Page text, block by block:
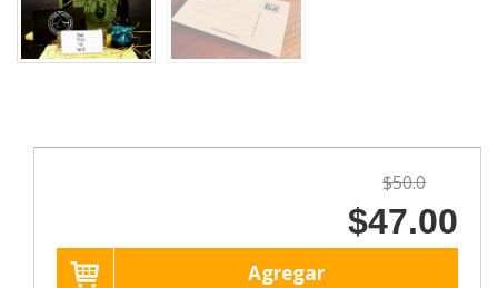
$50.0
$47.00
Agregar